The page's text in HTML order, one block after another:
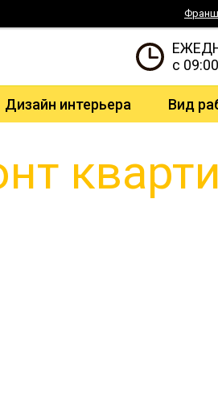
с
Дизайн интерьера Вид